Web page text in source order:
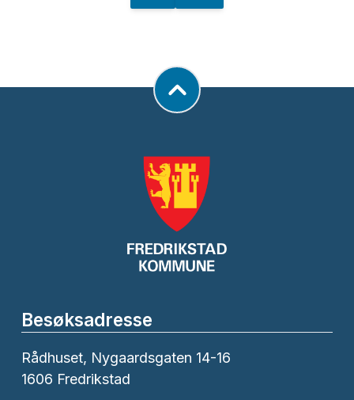
Besøksadresse
Rådhuset, Nygaardsgaten 14-16
1606 Fredrikstad